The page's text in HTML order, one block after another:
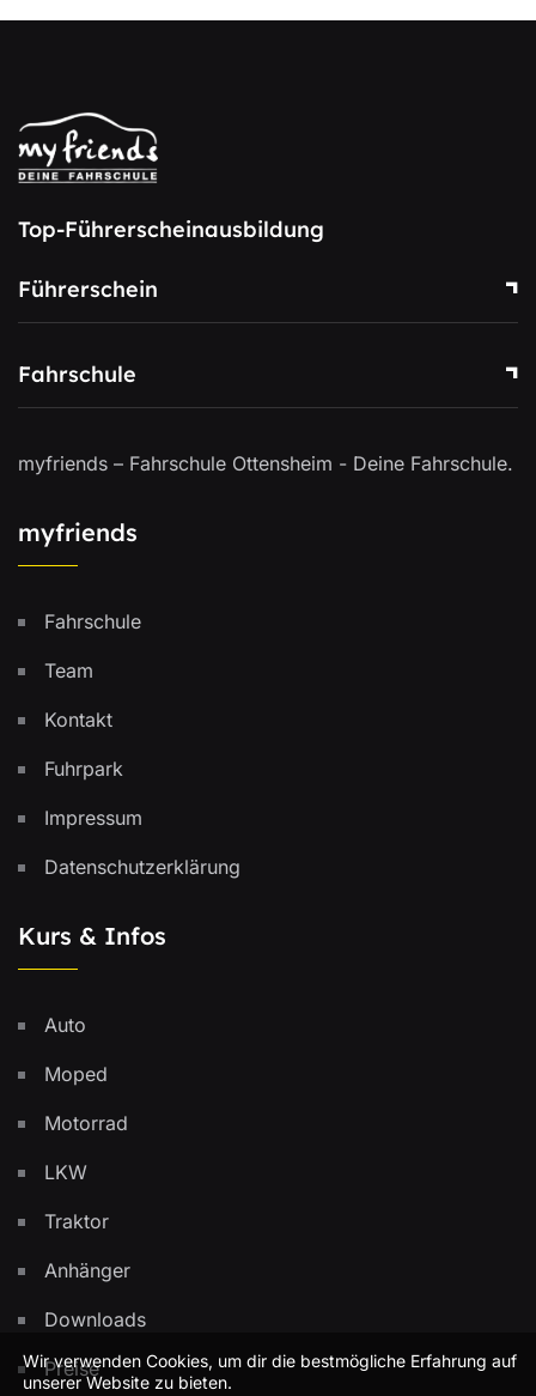
Top-Führerscheinausbildung
Führerschein
Fahrschule
myfriends – Fahrschule Ottensheim - Deine Fahrschule.
myfriends
Fahrschule
Team
Kontakt
Fuhrpark
Impressum
Datenschutzerklärung
Kurs & Infos
Auto
Moped
Motorrad
LKW
Traktor
Anhänger
Downloads
Preise
Wir verwenden Cookies, um dir die bestmögliche Erfahrung auf
unserer Website zu bieten.